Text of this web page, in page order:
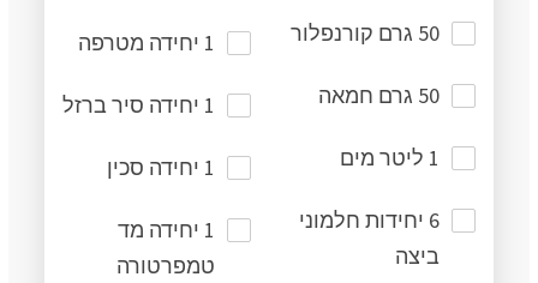
50 גרם קורנפלור
50 גרם חמאה
1 ליטר מים
6 יחידות חלמוני
ביצה
1 יחידה מטרפה
1 יחידה סיר ברזל
1 יחידה סכין
1 יחידה מד
טמפרטורה